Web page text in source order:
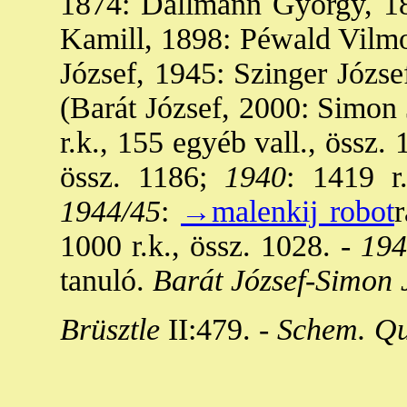
Kamill, 1898: Péwald
József, 1945: Szinger
(Barát József, 2000:
r.k., 155 egyéb vall., össz.
össz. 1186; 1940: 1419
1944/45: →malenkij robot
1000 r.k., össz. 1028. -
tanuló. Barát József-Simon
Brüsztle II:479. - Schem.